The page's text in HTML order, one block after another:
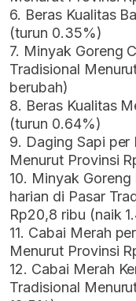
6. Beras Kualitas
(turun 0.35%)
7. Minyak Goreng
Tradisional
berubah)
8. Beras Kualitas
(turun 0.64%)
9. Daging Sapi per
Menurut Provinsi
10. Minyak Goreng
harian di Pasar
Rp20,8 ribu (naik
11. Cabai Merah
Menurut Provinsi
12. Cabai Merah
Tradisional